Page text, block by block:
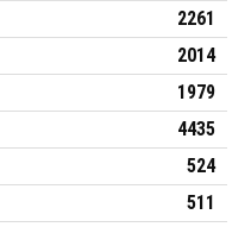
2261
2014
1979
4435
524
511